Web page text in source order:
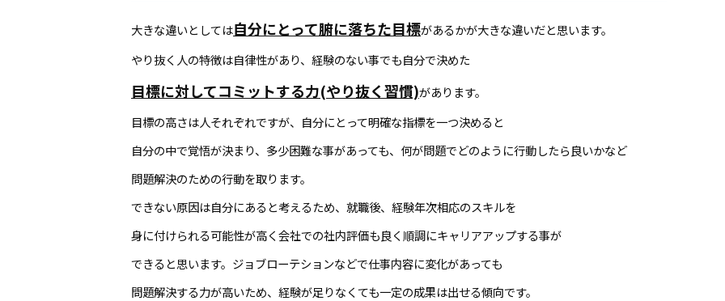
大きな違いとしては自分にとって腑に落ちた目標があるかが大きな違いだと思います。
やり抜く人の特徴は自律性があり、経験のない事でも自分で決めた
目標に対してコミットする力(やり抜く習慣)があります。
目標の高さは人それぞれですが、自分にとって明確な指標を一つ決めると
自分の中で覚悟が決まり、多少困難な事があっても、何が問題でどのように行動したら良いかなど
問題解決のための行動を取ります。
できない原因は自分にあると考えるため、就職後、経験年次相応のスキルを
身に付けられる可能性が高く会社での社内評価も良く順調にキャリアアップする事が
できると思います。ジョブローテションなどで仕事内容に変化があっても
問題解決する力が高いため、経験が足りなくても一定の成果は出せる傾向です。